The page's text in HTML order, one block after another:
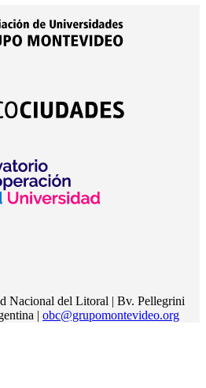
Nacional del Litoral | Bv. Pellegrini
| obc@grupomontevideo.org